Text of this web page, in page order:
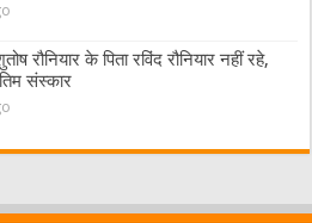
रौनियार के पिता रविंद रौनियार नहीं रहे,
संस्कार